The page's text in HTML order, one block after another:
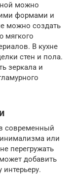
можно
формами и
можно создать
мягкого
В кухне
стен и пола.
зеркала и
современный
или
перегружать
добавить